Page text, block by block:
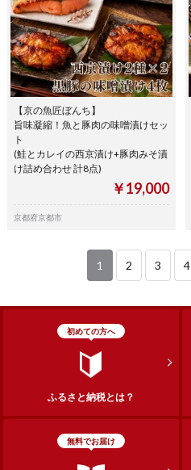
【京の魚匠ぼんち】
旨味凝縮！魚と豚肉の味噌漬けセッ
ト
(鮭とカレイの西京漬け+豚肉みそ漬
け詰め合わせ 計8点)
￥19,000
京都府京都市
1 2 3 4
初めての方へ
ふるさと納税とは？
無料でお届け